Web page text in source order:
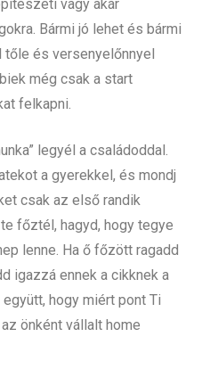
vagy akár
Bármi jó lehet és bármi
tőle és versenyelőnnyel
még csak a start
felkapni.
legyél a családoddal.
a gyerekkel, és mondj
csak az első randik
főztél, hagyd, hogy tegye
lenne. Ha ő főzött ragadd
igazzá ennek a cikknek a
hogy miért pont Ti
önként vállalt home